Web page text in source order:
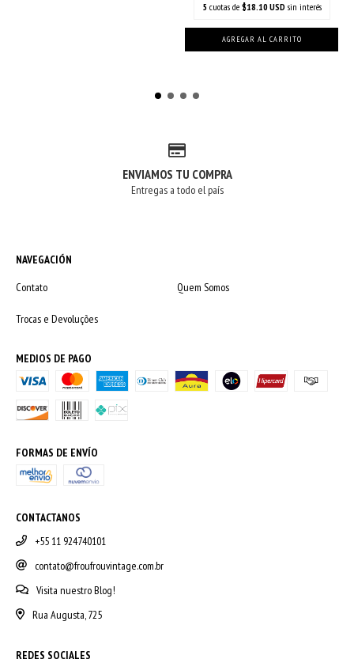
5 cuotas de $18.10 USD sin interés
ENVIAMOS TU COMPRA
Entregas a todo el país
NAVEGACIÓN
Contato
Quem Somos
Trocas e Devoluções
MEDIOS DE PAGO
FORMAS DE ENVÍO
CONTACTANOS
+55 11 924740101
contato@froufrouvintage.com.br
Visita nuestro Blog!
Rua Augusta, 725
REDES SOCIALES